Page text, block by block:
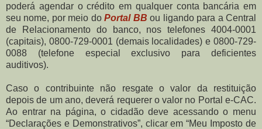
poderá agendar o crédito em qualquer conta bancária em
seu nome, por meio doPortal BB ou ligando para a Central
de Relacionamento do banco, nos telefones 4004-0001
(capitais), 0800-729-0001 (demais localidades) e 0800-729-
0088 (telefone especial exclusivo para deficientes
auditivos).
Caso o contribuinte não resgate o valor da restituição
depois de um ano, deverá requerer o valor no Portal e-CAC.
Ao entrar na página, o cidadão deve acessando o menu
“Declarações e Demonstrativos”, clicar em “Meu Imposto de